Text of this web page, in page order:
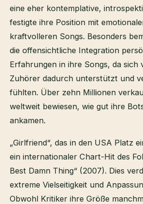
eine eher kontemplative,
festigte ihre Position mit
kraftvolleren Songs. Besonders
die offensichtliche Integration
Erfahrungen in ihre Songs, da sich
Zuhörer dadurch unterstützt und
fühlten. Über zehn Millionen
weltweit bewiesen, wie gut ihre
ankamen.
„Girlfriend“, das in den USA Platz
ein internationaler Chart-Hit des
Best Damn Thing“ (2007). Dies
extreme Vielseitigkeit und
Obwohl Kritiker ihre Größe